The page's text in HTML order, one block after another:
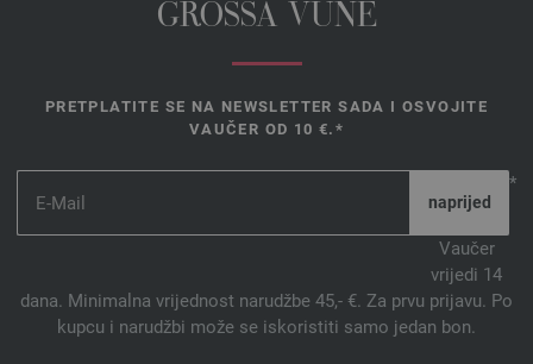
GROSSA VUNE
PRETPLATITE SE NA NEWSLETTER SADA I OSVOJITE
VAUČER OD 10 €.*
*
Vaučer
vrijedi 14
dana. Minimalna vrijednost narudžbe 45,- €. Za prvu prijavu. Po
kupcu i narudžbi može se iskoristiti samo jedan bon.